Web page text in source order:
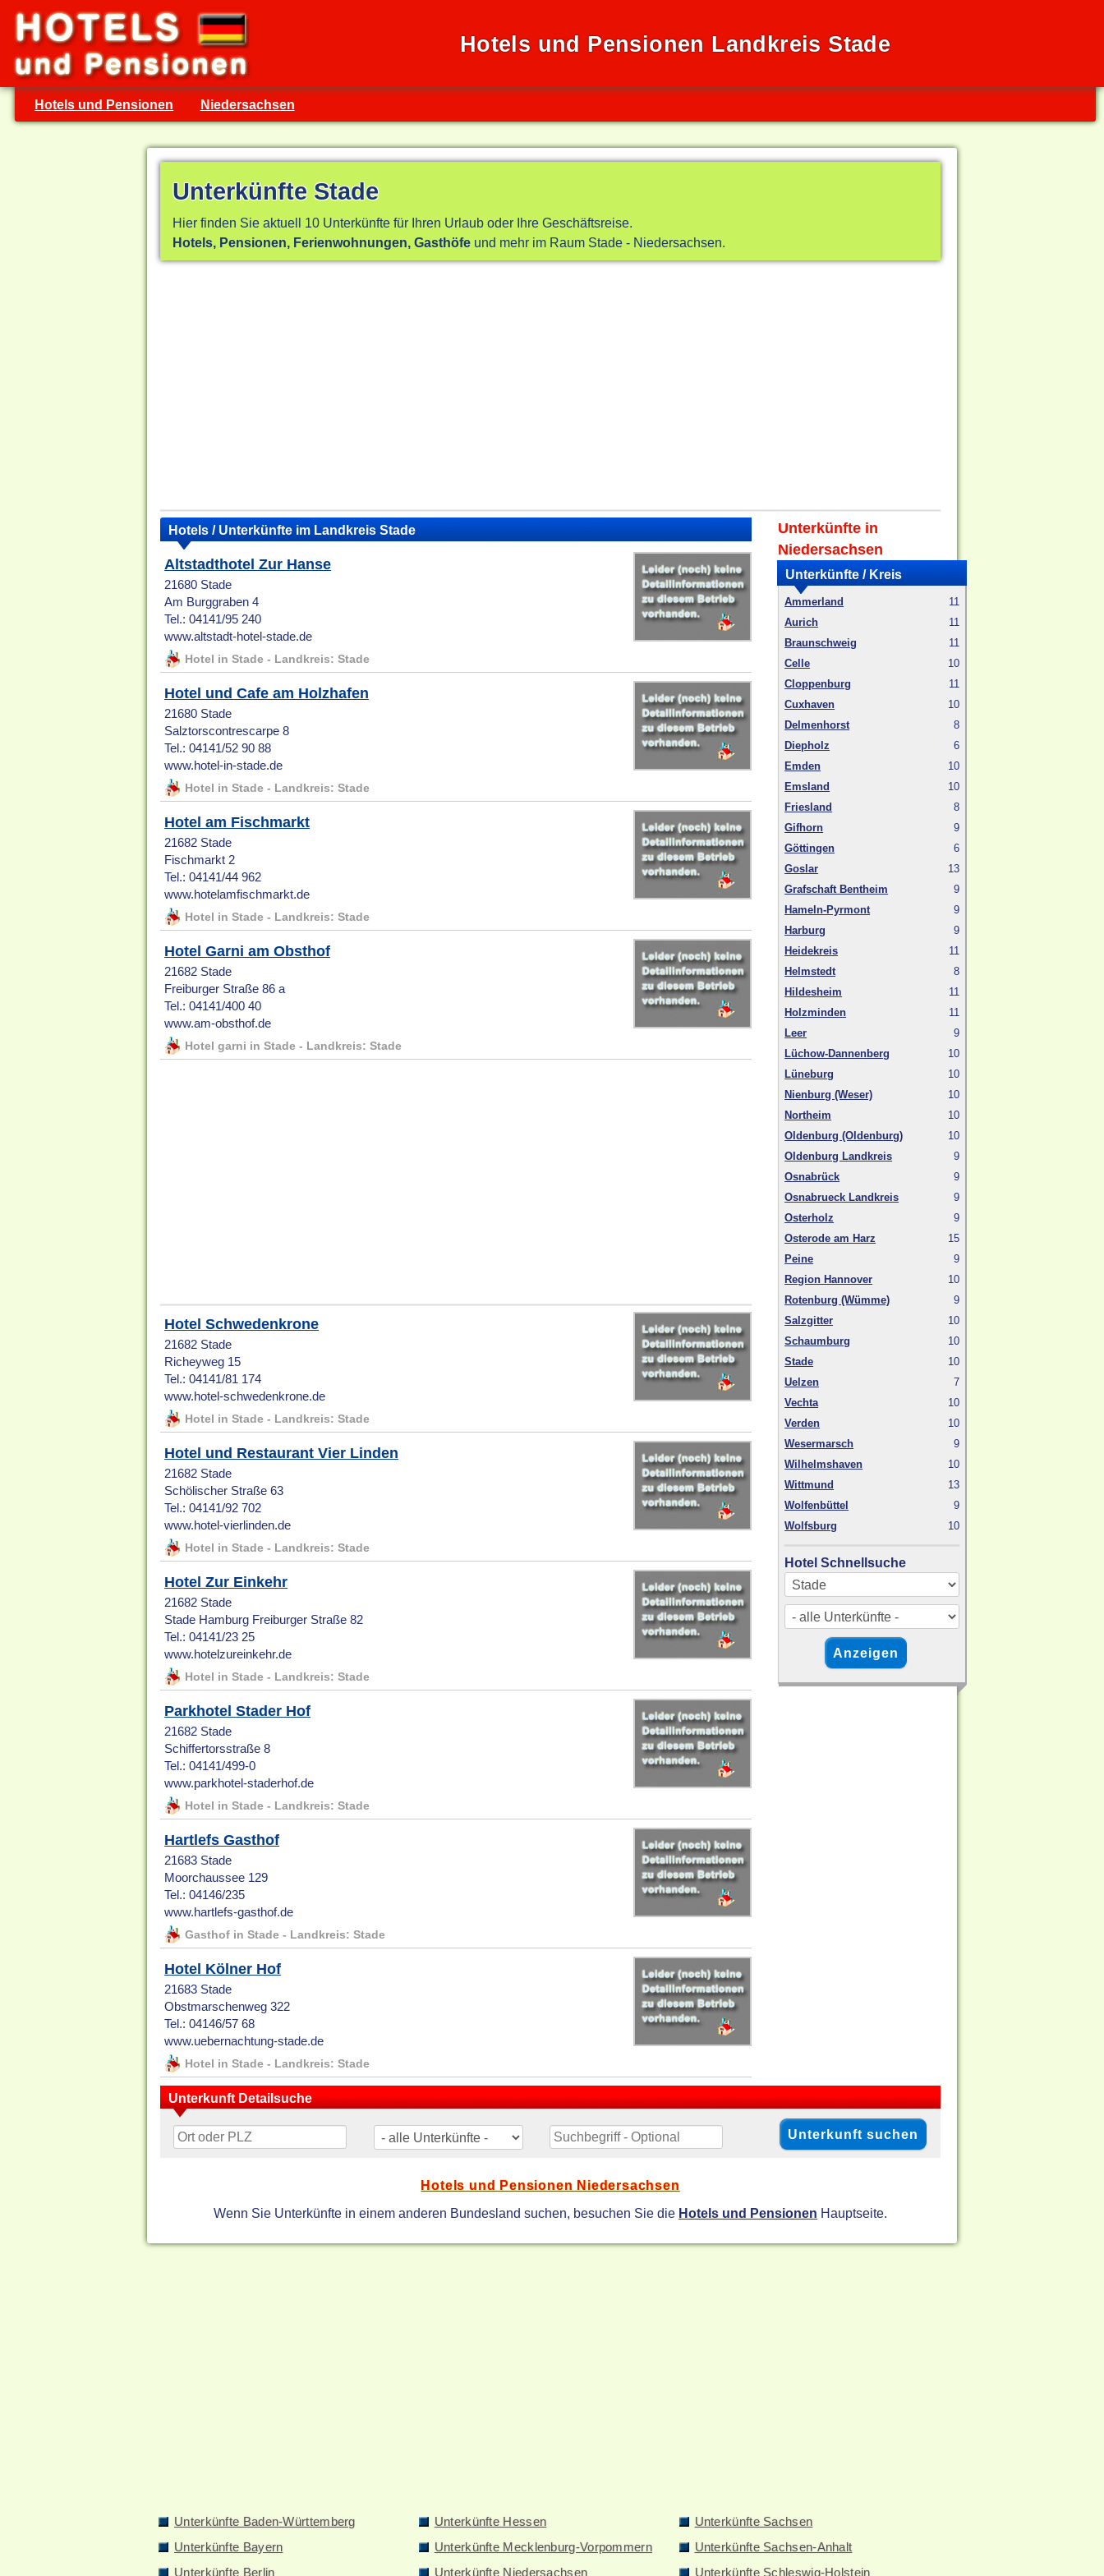
Hotels und Pensionen Landkreis Stade
Hotels und Pensionen Niedersachsen
Unterkünfte Stade
Hier finden Sie aktuell 10 Unterkünfte für Ihren Urlaub oder Ihre Geschäftsreise.
Hotels, Pensionen, Ferienwohnungen, Gasthöfe und mehr im Raum Stade - Niedersachsen.
Hotels / Unterkünfte im Landkreis Stade
Altstadthotel Zur Hanse
21680 Stade
Am Burggraben 4
Tel.: 04141/95 240
www.altstadt-hotel-stade.de
Hotel in Stade - Landkreis: Stade
Hotel und Cafe am Holzhafen
21680 Stade
Salztorscontrescarpe 8
Tel.: 04141/52 90 88
www.hotel-in-stade.de
Hotel in Stade - Landkreis: Stade
Hotel am Fischmarkt
21682 Stade
Fischmarkt 2
Tel.: 04141/44 962
www.hotelamfischmarkt.de
Hotel in Stade - Landkreis: Stade
Hotel Garni am Obsthof
21682 Stade
Freiburger Straße 86 a
Tel.: 04141/400 40
www.am-obsthof.de
Hotel garni in Stade - Landkreis: Stade
Hotel Schwedenkrone
21682 Stade
Richeyweg 15
Tel.: 04141/81 174
www.hotel-schwedenkrone.de
Hotel in Stade - Landkreis: Stade
Hotel und Restaurant Vier Linden
21682 Stade
Schölischer Straße 63
Tel.: 04141/92 702
www.hotel-vierlinden.de
Hotel in Stade - Landkreis: Stade
Hotel Zur Einkehr
21682 Stade
Stade Hamburg Freiburger Straße 82
Tel.: 04141/23 25
www.hotelzureinkehr.de
Hotel in Stade - Landkreis: Stade
Parkhotel Stader Hof
21682 Stade
Schiffertorsstraße 8
Tel.: 04141/499-0
www.parkhotel-staderhof.de
Hotel in Stade - Landkreis: Stade
Hartlefs Gasthof
21683 Stade
Moorchaussee 129
Tel.: 04146/235
www.hartlefs-gasthof.de
Gasthof in Stade - Landkreis: Stade
Hotel Kölner Hof
21683 Stade
Obstmarschenweg 322
Tel.: 04146/57 68
www.uebernachtung-stade.de
Hotel in Stade - Landkreis: Stade
Unterkünfte in
Niedersachsen
Unterkünfte / Kreis
Ammerland
11
Aurich
11
Braunschweig
11
Celle
10
Cloppenburg
11
Cuxhaven
10
Delmenhorst
8
Diepholz
6
Emden
10
Emsland
10
Friesland
8
Gifhorn
9
Göttingen
6
Goslar
13
Grafschaft Bentheim
9
Hameln-Pyrmont
9
Harburg
9
Heidekreis
11
Helmstedt
8
Hildesheim
11
Holzminden
11
Leer
9
Lüchow-Dannenberg
10
Lüneburg
10
Nienburg (Weser)
10
Northeim
10
Oldenburg (Oldenburg)
10
Oldenburg Landkreis
9
Osnabrück
9
Osnabrueck Landkreis
9
Osterholz
9
Osterode am Harz
15
Peine
9
Region Hannover
10
Rotenburg (Wümme)
9
Salzgitter
10
Schaumburg
10
Stade
10
Uelzen
7
Vechta
10
Verden
10
Wesermarsch
9
Wilhelmshaven
10
Wittmund
13
Wolfenbüttel
9
Wolfsburg
10
Hotel Schnellsuche
Unterkunft Detailsuche
Hotels und Pensionen Niedersachsen
Wenn Sie Unterkünfte in einem anderen Bundesland suchen, besuchen Sie die Hotels und Pensionen Hauptseite.
Unterkünfte Baden-Württemberg
Unterkünfte Bayern
Unterkünfte Berlin
Unterkünfte Hessen
Unterkünfte Mecklenburg-Vorpommern
Unterkünfte Niedersachsen
Unterkünfte Sachsen
Unterkünfte Sachsen-Anhalt
Unterkünfte Schleswig-Holstein